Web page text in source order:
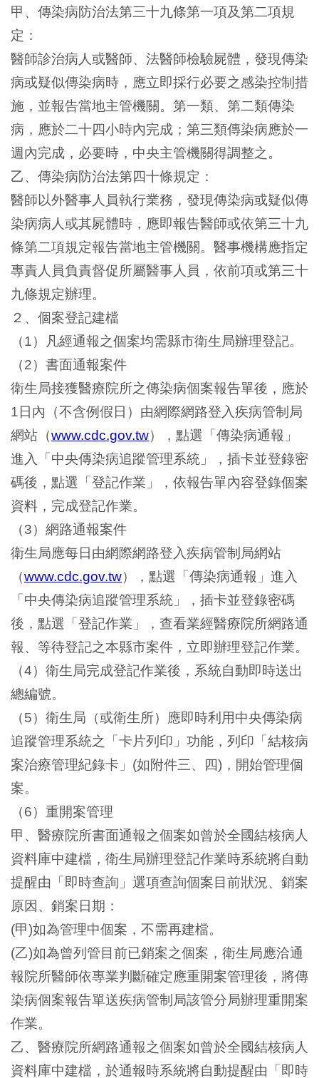
甲、傳染病防治法第三十九條第一項及第二項規
定：
醫師診治病人或醫師、法醫師檢驗屍體，發現傳染
病或疑似傳染病時，應立即採行必要之感染控制措
施，並報告當地主管機關。第一類、第二類傳染
病，應於二十四小時內完成；第三類傳染病應於一
週內完成，必要時，中央主管機關得調整之。
乙、傳染病防治法第四十條規定：
醫師以外醫事人員執行業務，發現傳染病或疑似傳
染病病人或其屍體時，應即報告醫師或依第三十九
條第二項規定報告當地主管機關。醫事機構應指定
專責人員負責督促所屬醫事人員，依前項或第三十
九條規定辦理。
２、個案登記建檔
（1）凡經通報之個案均需縣市衛生局辦理登記。
（2）書面通報案件
衛生局接獲醫療院所之傳染病個案報告單後，應於
1日內（不含例假日）由網際網路登入疾病管制局
網站（www.cdc.gov.tw），點選「傳染病通報」
進入「中央傳染病追蹤管理系統」，插卡並登錄密
碼後，點選「登記作業」，依報告單內容登錄個案
資料，完成登記作業。
（3）網路通報案件
衛生局應每日由網際網路登入疾病管制局網站
（www.cdc.gov.tw），點選「傳染病通報」進入
「中央傳染病追蹤管理系統」，插卡並登錄密碼
後，點選「登記作業」，查看業經醫療院所網路通
報、等待登記之本縣市案件，立即辦理登記作業。
（4）衛生局完成登記作業後，系統自動即時送出
總編號。
（5）衛生局（或衛生所）應即時利用中央傳染病
追蹤管理系統之「卡片列印」功能，列印「結核病
案治療管理紀錄卡」 (如附件三、四) ，開始管理個
案。
（6）重開案管理
甲、醫療院所書面通報之個案如曾於全國結核病人
資料庫中建檔，衛生局辦理登記作業時系統將自動
提醒由「即時查詢」選項查詢個案目前狀況、銷案
原因、銷案日期：
(甲)如為管理中個案，不需再建檔。
(乙)如為曾列管目前已銷案之個案，衛生局應洽通
報院所醫師依專業判斷確定應重開案管理後，將傳
染病個案報告單送疾病管制局該管分局辦理重開案
作業。
乙、醫療院所網路通報之個案如曾於全國結核病人
資料庫中建檔，於通報時系統將自動提醒由「即時